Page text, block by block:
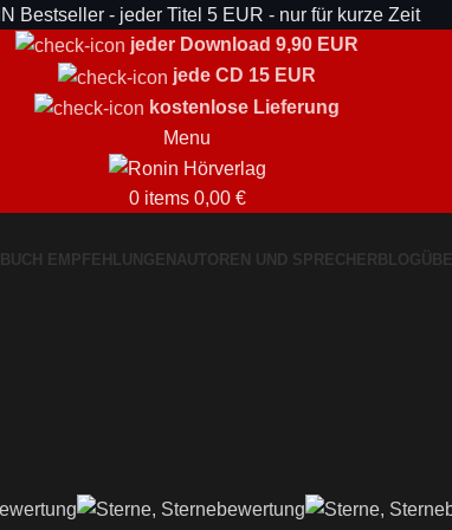
Bestseller - jeder Titel 5 EUR - nur für kurze Zeit
jeder Download 9,90 EUR
jede CD 15 EUR
kostenlose Lieferung
Menu
0 items 0,00 €
EMPFEHLUNGEN AUTOREN UND SPRECHER BLOG